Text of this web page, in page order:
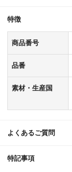
特徴
商品番号
品番
素材・生産国
よくあるご質問
特記事項